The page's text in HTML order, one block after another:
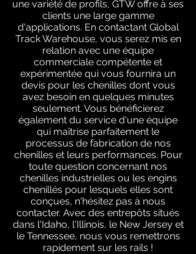
une variété de profils, GTW offre à ses
clients une large gamme
d'applications. En contactant Global
Track Warehouse, vous serez mis en
relation avec une équipe
commerciale compétente et
expérimentée qui vous fournira un
devis pour les chenilles dont vous
avez besoin en quelques minutes
seulement. Vous bénéficierez
également du service d'une équipe
qui maîtrise parfaitement le
processus de fabrication de nos
chenilles et leurs performances. Pour
toute question concernant nos
chenilles industrielles ou les engins
chenillés pour lesquels elles sont
conçues, n'hésitez pas à nous
contacter. Avec des entrepôts situés
dans l'Idaho, l'Illinois, le New Jersey et
le Tennessee, nous vous remettrons
rapidement sur les rails !